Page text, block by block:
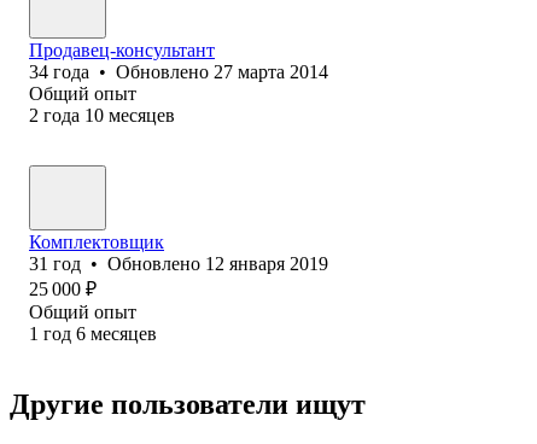
Продавец-консультант
34 года • Обновлено 27 марта 2014
Общий опыт
2 года 10 месяцев
Комплектовщик
31 год • Обновлено 12 января 2019
25 000 ₽
Общий опыт
1 год 6 месяцев
Другие пользователи ищут